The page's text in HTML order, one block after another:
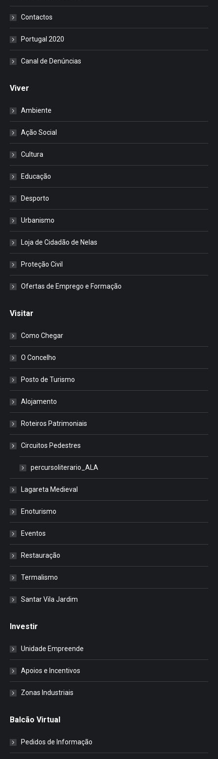
Contactos
Portugal 2020
Canal de Denúncias
Viver
Ambiente
Ação Social
Cultura
Educação
Desporto
Urbanismo
Loja de Cidadão de Nelas
Proteção Civil
Ofertas de Emprego e Formação
Visitar
Como Chegar
O Concelho
Posto de Turismo
Alojamento
Roteiros Patrimoniais
Circuitos Pedestres
percursoliterario_ALA
Lagareta Medieval
Enoturismo
Eventos
Restauração
Termalismo
Santar Vila Jardim
Investir
Unidade Empreende
Apoios e Incentivos
Zonas Industriais
Balcão Virtual
Pedidos de Informação